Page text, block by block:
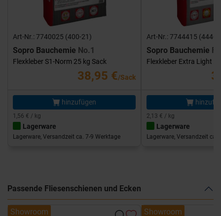
Art-Nr.: 7740025 (400-21)
Sopro Bauchemie No.1
Flexkleber S1-Norm 25 kg Sack
38,95 €/Sack
hinzufügen
1,56 € / kg
Lagerware
Lagerware, Versandzeit ca. 7-9 Werktage
Art-Nr.: 7744415 (444-
Sopro Bauchemie
Flexkleber Extra Light
2,13 € / kg
Lagerware
Lagerware, Versandzeit ca.
Passende Fliesenschienen und Ecken
Showroom Showroom